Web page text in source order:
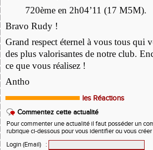
720ème en 2h04’11 (17 M5M).
Bravo Rudy !
Grand respect éternel à vous tous qui
des plus valorisantes de notre club.
ce que vous réalisez !
Antho
les Réactions
Commentez cette actualité
Pour commenter une actualité il faut posséder un
rubrique ci-dessous pour vous identifier ou vous
Login (Email)
: